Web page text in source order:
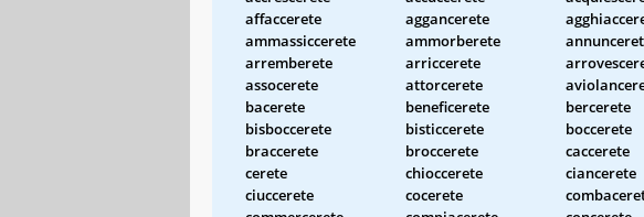
affaccerete
aggancerete
ammassiccerete
ammorberete
arremberete
arriccerete
assocerete
attorcerete
bacerete
beneficerete bercerete
bisboccerete
bisticcerete boccerete
braccerete
broccerete caccerete
cerete
chioccerete ciancerete
ciuccerete
cocerete